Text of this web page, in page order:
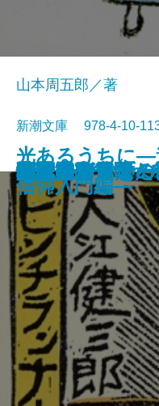
時雨のあと
雲霧仁左衛門
雲霧仁左衛門
イエスの生涯
米内光政
背中の勲章
夕暮まで
恍惚の人
殉教
花も刀も
山本周五郎／著
新潮文庫 978-4-10-
ピンチランナ
日本のおんな
光あるうちに
信仰入門編―
小説家の休暇
津軽通信
やぶからし
闇は知っている
大本営が震えた
地球はグラス
竹光始末